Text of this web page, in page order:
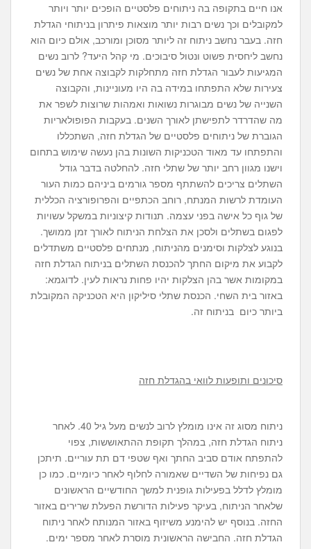
אנו חיים בתקופה בה ניתוחים פלסטיים הופכים יותר ויותר
למקובלים וכך נשים רבות יותר מוצאות פיתרון בניתוחי הגדלת
חזה. בעבר נחשב ניתוח זה ליותר מסוכן ומורכב, אולם כיום הוא
נחשב ליחסית פשוט ונטול סיבוכים. מי קהל היעד? לרוב נשים
המגיעות לעבור הגדלת חזה מתחלקות לקבוצה אחת של נשים
צעירות שלא התפתחו במידה בה היו מעוניינות, והקבוצה
השנייה של נשים מבוגרות נשואות ואמהות שרוצות לשפר את
מה שהדרדר לתפישתן לאורך השנים. בעקבות הפופולאריות
הגוברת של ניתוחים פלסטיים של הגדלת חזה, השתכללו
והתפתחו עד מאוד הטכניקות השונות בהן נעשה שימוש בתחום
וישנו מגוון רחב יותר של שתלי חזה. להחלטה בדבר גודל
השתלים צריכים להשתתף מספר גורמים ביניהם כמות העור
העומדת לרשות המנתח, רוחב הכתפיים והפרופורציה הכללית
של גוף כל אישה בפני עצמה. תנודות קיצוניות במשקל עשויות
לפגום בשתלים ולסכן את הצלחת הניתוח לאורך זמן ממושך.
בנוגע לצלקות וסימנים מהניתוח, מנתחים פלסטיים משתדלים
לקבוע את מיקום החתך להכנסת השתלים בניתוח הגדלת חזה
במקומות אשר בהן הצלקות יהיו פחות נראות לעין. לדוגמא:
באזור בית השחי. הכנסת שתלי סיליקון היא הטכניקה המקובלת
ביותר כיום בניתוח זה.
סיכונים ותופעות לוואי בהגדלת חזה
ניתוח מסוג זה אינו מומלץ לרוב לנשים מעל גיל 40. לאחר
ניתוח הגדלת חזה, במהלך תקופת ההתאוששות, צפוי
להתפתח אודם סביב החתך ואף שטפי דם תת עוריים. תיתכן
גם נפיחות של השדיים שאמורה לחלוף לאחר כיומיים. כמו כן
מומלץ לדלל בפעילות גופנית למשך החודשיים הראשונים
שלאחר הניתוח, בעיקר פעילות הדורשת הפעלת שרירים באזור
החזה. בנוסף יש להימנע משיזוף באזור המנותח לאחר ניתוח
הגדלת חזה. החבישה הראשונית מוסרת לאחר מספר ימים.